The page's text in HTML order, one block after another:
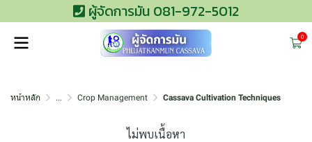
ผู้จัดการมัน 081-972-5012
0
หน้าหลัก ... Crop Management Cassava Cultivation Techniques
ไม่พบเนื้อหา